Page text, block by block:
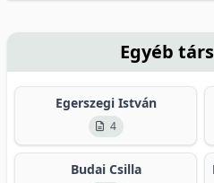
Egyéb
Egerszegi István
4
Budai Csilla